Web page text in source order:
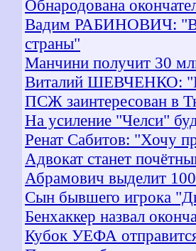
Обнародована
Вадим РАБИНОВИЧ:
страны"
Манчини получит 30
Виталий ШЕВЧЕНКО: "К
ПСЖ заинтересован в
На усиление "Челси"
Ренат Сабитов: "Хочу
Адвокат станет
Абрамович выделит
Сын бывшего игрока
Бенхаккер назвал
Кубок УЕФА